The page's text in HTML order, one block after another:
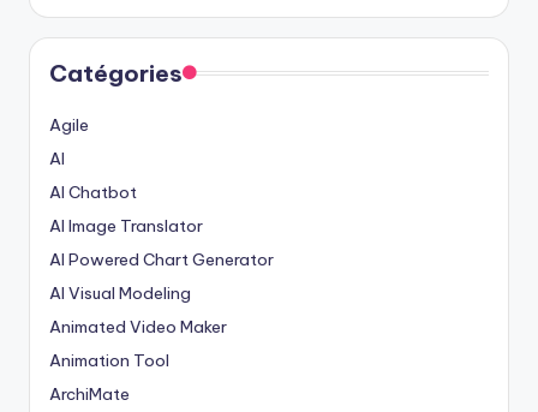
Catégories
Agile
AI
AI Chatbot
AI Image Translator
AI Powered Chart Generator
AI Visual Modeling
Animated Video Maker
Animation Tool
ArchiMate